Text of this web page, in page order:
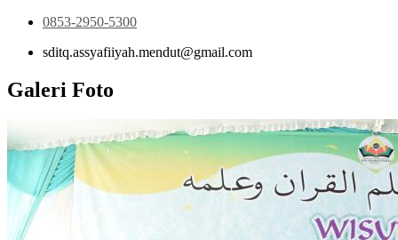
0853-2950-5300
sditq.assyafiiyah.mendut@gmail.com
Galeri Foto